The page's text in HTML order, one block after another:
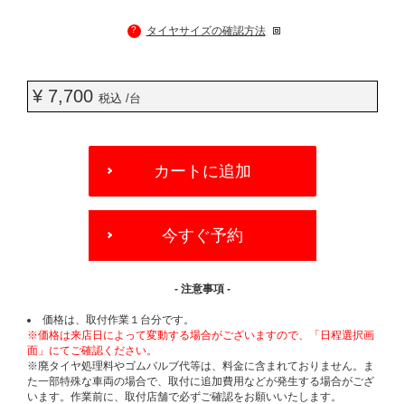
? タイヤサイズの確認方法
¥ 7,700 税込 /台
OPTIONS
カートに追加
今すぐ予約
- 注意事項 -
価格は、取付作業１台分です。
※価格は来店日によって変動する場合がございますので、「日程選択画
面」にてご確認ください。
※廃タイヤ処理料やゴムバルブ代等は、料金に含まれておりません。ま
た一部特殊な車両の場合で、取付に追加費用などが発生する場合がござ
います。作業前に、取付店舗で必ずご確認をお願いいたします。